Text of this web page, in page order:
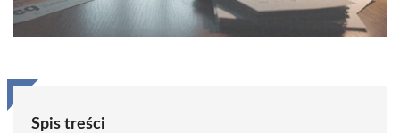
Spis treści